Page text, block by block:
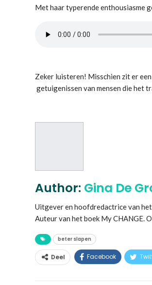
Met haar typerende enthousiasme
Zeker luisteren! Misschien zit er
getuigenissen van mensen die het
Author: Gina De
Uitgever en hoofdredactrice van
Auteur van het boek My CHANGE.
beter slapen
Deel Facebook